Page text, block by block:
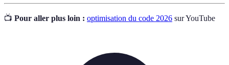
📺 Pour aller plus loin : optimisation du code 2026 sur YouTube